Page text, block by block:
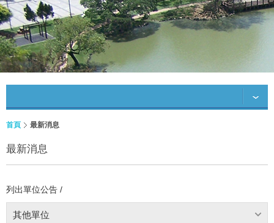
首頁 最新消息
最新消息
列出單位公告 /
其他單位